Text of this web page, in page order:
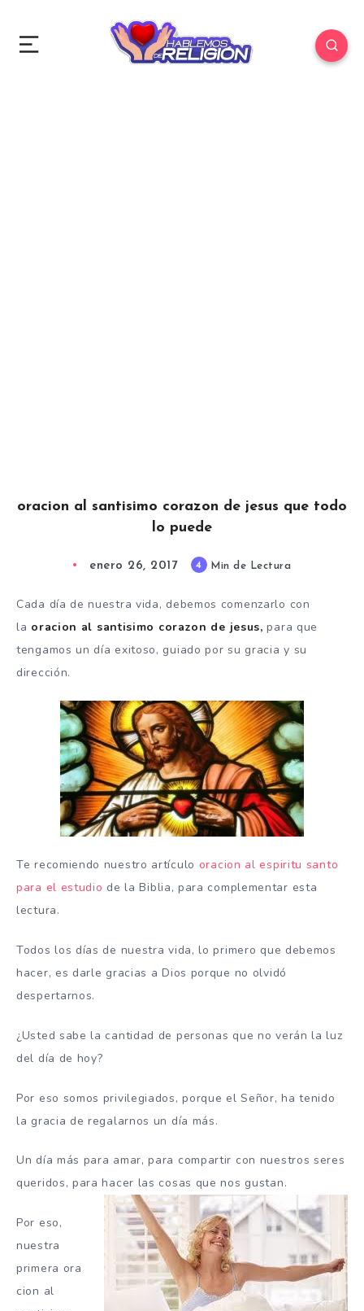
oracion al santisimo corazon de jesus que todo
lo puede
enero 26, 2017 4 Min de Lectura
Cada día de nuestra vida, debemos comenzarlo con
la oracion al santisimo corazon de jesus,para que
tengamos un día exitoso, guiado por su gracia y su
dirección.
Te recomiendo nuestro artículo oracion al espiritu santo
para el estudio de la Biblia, para complementar esta
lectura.
Todos los días de nuestra vida, lo primero que debemos
hacer, es darle gracias a Dios porque no olvidó
despertarnos.
¿Usted sabe la cantidad de personas que no verán la luz
del día de hoy?
Por eso somos privilegiados, porque el Señor, ha tenido
la gracia de regalarnos un día más.
Un día más para amar, para compartir con nuestros seres
queridos, para hacer las cosas que nos gustan.
Por eso,
nuestra
primera ora
cion al